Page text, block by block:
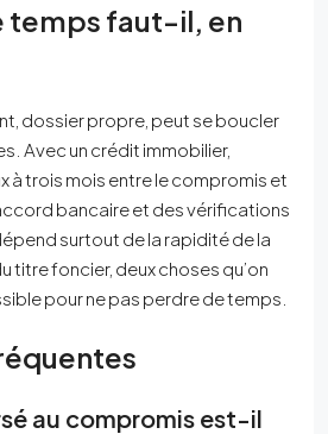
temps faut-il, en
dossier propre, peut se boucler
Avec un crédit immobilier,
à trois mois entre le compromis et
bancaire et des vérifications
surtout de la rapidité de la
titre foncier, deux choses qu’on
pour ne pas perdre de temps.
au compromis est-il